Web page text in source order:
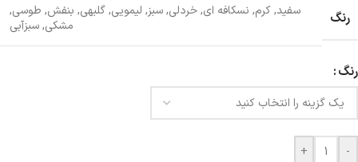
رنگ سفید,کرم, نسکافه ای,خردلی,سبز, لیمویی,گلبهی, بنفش, طوسی,
مشکی,سبزآبی
رنگ
-
+